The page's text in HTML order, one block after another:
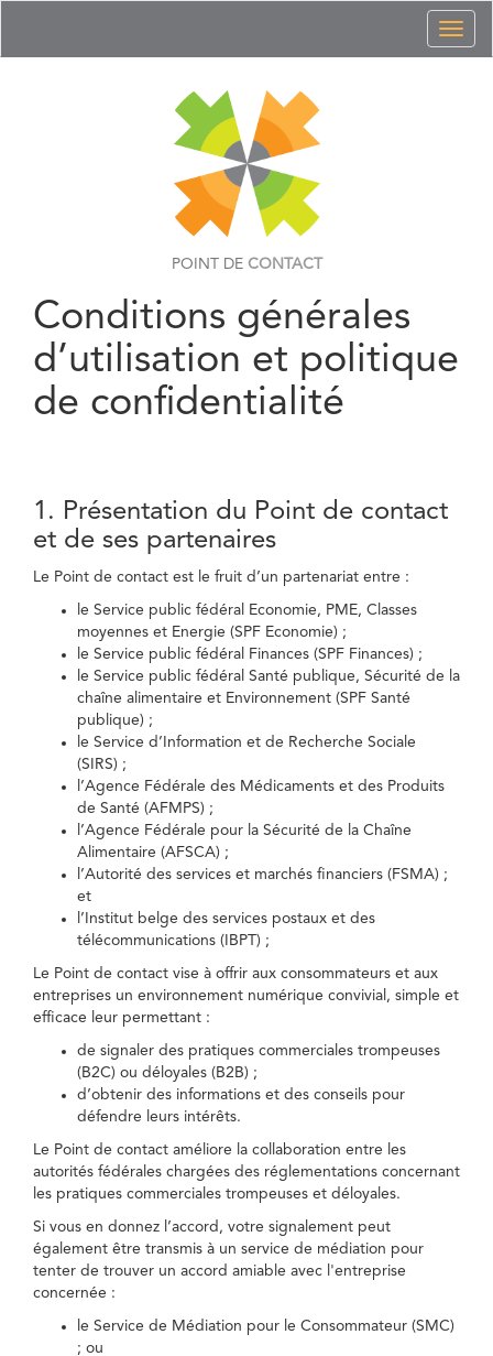
POINT DE CONTACT
Conditions générales
d’utilisation et politique
de confidentialité
1. Présentation du Point de contact
et de ses partenaires
Le Point de contact est le fruit d’un partenariat entre :
le Service public fédéral Economie, PME, Classes
moyennes et Energie (SPF Economie) ;
le Service public fédéral Finances (SPF Finances) ;
le Service public fédéral Santé publique, Sécurité de la
chaîne alimentaire et Environnement (SPF Santé
publique) ;
le Service d’Information et de Recherche Sociale
(SIRS) ;
l’Agence Fédérale des Médicaments et des Produits
de Santé (AFMPS) ;
l’Agence Fédérale pour la Sécurité de la Chaîne
Alimentaire (AFSCA) ;
l’Autorité des services et marchés financiers (FSMA) ;
et
l’Institut belge des services postaux et des
télécommunications (IBPT) ;
Le Point de contact vise à offrir aux consommateurs et aux
entreprises un environnement numérique convivial, simple et
efficace leur permettant :
de signaler des pratiques commerciales trompeuses
(B2C) ou déloyales (B2B) ;
d’obtenir des informations et des conseils pour
défendre leurs intérêts.
Le Point de contact améliore la collaboration entre les
autorités fédérales chargées des réglementations concernant
les pratiques commerciales trompeuses et déloyales.
Si vous en donnez l’accord, votre signalement peut
également être transmis à un service de médiation pour
tenter de trouver un accord amiable avec l'entreprise
concernée :
le Service de Médiation pour le Consommateur (SMC)
; ou